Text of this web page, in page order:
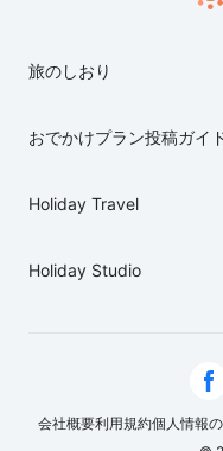
旅のしおり
おでかけプラン投稿ガイ
Holiday Travel
Holiday Studio
会社概要利用規約個人情報